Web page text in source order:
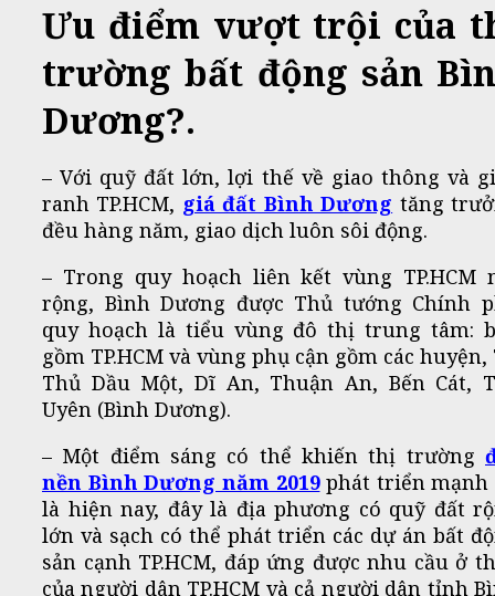
Ưu điểm vượt trội của
trường bất động sản
Dương?.
– Với quỹ đất lớn, lợi thế về giao thông và
ranh TP.HCM, giá đất Bình Dương tăng
đều hàng năm, giao dịch luôn sôi động.
– Trong quy hoạch liên kết vùng TP.HCM
rộng, Bình Dương được Thủ tướng Chính
quy hoạch là tiểu vùng đô thị trung tâm:
gồm TP.HCM và vùng phụ cận gồm các huyện,
Thủ Dầu Một, Dĩ An, Thuận An, Bến Cát,
Uyên (Bình Dương).
– Một điểm sáng có thể khiến thị trường
nền Bình Dương năm 2019phát triển mạnh
là hiện nay, đây là địa phương có quỹ đất
lớn và sạch có thể phát triển các dự án bất
sản cạnh TP.HCM, đáp ứng được nhu cầu ở
của người dân TP.HCM và cả người dân tỉnh